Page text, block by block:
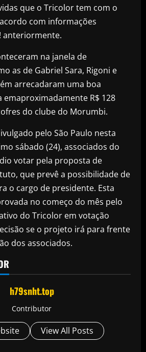
que o Tricolor tem com o
com informações
anteriormente.
na janela de
as de Gabriel Sara, Rigoni e
arrecadaram uma boa
emaproximadamente R$ 128
do clube do Morumbi.
pelo São Paulo nesta
sábado (24), associados do
votar pela proposta de
que prevê a possibilidade de
o cargo de presidente. Esta
no começo do mês pelo
do Tricolor em votação
se o projeto irá para frente
dos associados.
h79snht.top
Contributor
View All Posts